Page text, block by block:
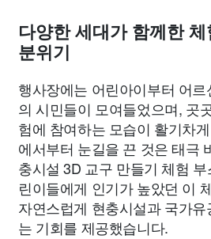
다양한 세대가 함께한
분위기
행사장에는 어린아이부터 어
의 시민들이 모여들었으며, 곳
험에 참여하는 모습이 활기차
에서부터 눈길을 끈 것은 태극
충시설 3D 교구 만들기 체험
린이들에게 인기가 높았던 이
자연스럽게 현충시설과 국가
는 기회를 제공했습니다.